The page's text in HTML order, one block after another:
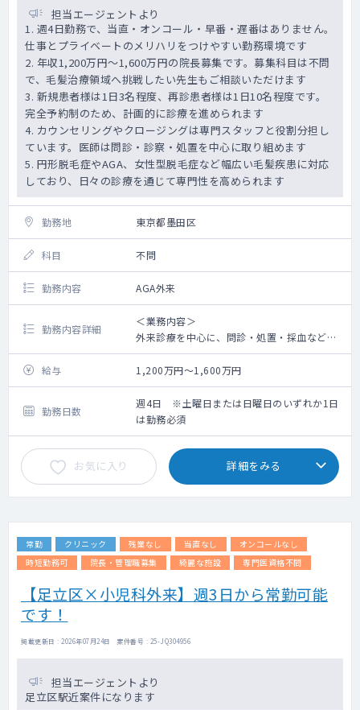
担当エージェントより
1. 週4日勤務で、当直・オンコール・早番・遅番はありません。
仕事とプライベートのメリハリをつけやすい勤務環境です
2. 年収1,200万円～1,600万円の院長募集です。募集科目は不問
で、毛髪治療領域へ挑戦したい先生もご相談いただけます
3. 新規患者様は1日3名程度、再診患者様は1日10名程度です。
完全予約制のため、計画的に診療を進められます
4. カウンセリングやクロージングは専門スタッフと役割分担し
ています。医師は問診・診察・処置を中心に取り組めます
5. 円形脱毛症やAGA、女性型脱毛症など幅広い毛髪疾患に対応
しており、日々の診療を通じて専門性を高められます
勤務地 東京都墨田区
科目 不問
勤務内容 AGA外来
勤務内容詳細
＜業務内容＞
外来診療を中心に、問診・処置・採血などを
ご担当いただきます
処置に要する時間は、1件あたり5分程度です
カウンセリング用の説明資料を用意している
ため、業務に慣れるまでは資料に沿ってご説
明いただければ問題ありません
新規患者様への対応では、医師によるご説明
は10～15分程度を想定しています
その後のクロージングはカウンセラーが担当
するため、医師が30～60分かけて一連のカウ
ンセリングを行う体制と比べ、診療に集中し
＜主な対象疾患＞
AGA：約3割
＜主な処置内容＞
注射、カウンセリング、採血など
＜外来受診者数＞
給与 1,200万円～1,600万円
勤務日数
週4日 ※土曜日または日曜日のいずれか1日
は勤務必須
お気に入り 詳細をみる
常勤 クリニック 残業なし 当直なし
オンコールなし
時短勤務可
院長・管理職募集 綺麗な施設 専門医資格不問
【足立区×小児科外来】週3日から常勤可能
です！
掲載更新日 : 2026年07月24日 案件番号 : 25-JQ304956
担当エージェントより
足立区駅近案件になります